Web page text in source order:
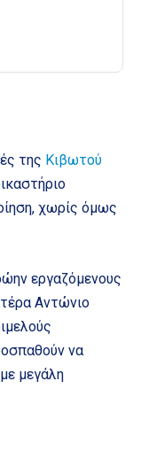
της Κιβωτού
χωρίς όμως
εργαζόμενους
Αντώνιο
να
μεγάλη